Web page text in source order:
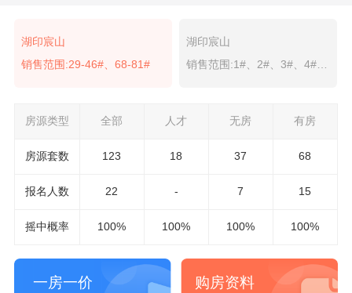
湖印宸山
销售范围:29-46#、68-81#
湖印宸山
销售范围:1#、2#、3#、4#、5#、6#、7#、8#、9#、10#、11#、12#、13#、14#、15#、16#、17#、18#、19#、20#、21#、22#、23#、24#、25#、26#、27#、28#
房源类型 全部 人才 无房 有房
房源套数 123 18 37 68
报名 人数 22 - 7 15
摇中概率 100% 100% 100% 100%
一房一价 购房资料